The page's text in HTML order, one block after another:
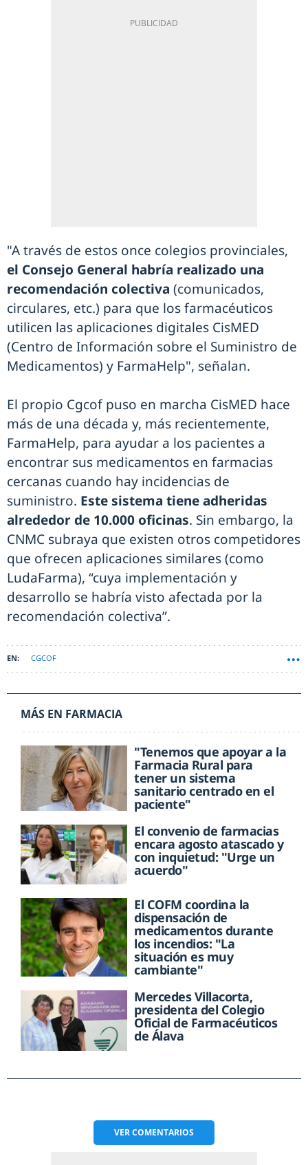
"A través de estos once colegios provinciales,
el Consejo General habría realizado una
recomendación colectiva (comunicados,
circulares, etc.) para que los farmacéuticos
utilicen las aplicaciones digitales CisMED
(Centro de Información sobre el Suministro de
Medicamentos) y FarmaHelp", señalan.
El propio Cgcof puso en marcha CisMED hace
más de una década y, más recientemente,
FarmaHelp, para ayudar a los pacientes a
encontrar sus medicamentos en farmacias
cercanas cuando hay incidencias de
suministro. Este sistema tiene adheridas
alrededor de 10.000 oficinas. Sin embargo, la
CNMC subraya que existen otros competidores
que ofrecen aplicaciones similares (como
LudaFarma), “cuya implementación y
desarrollo se habría visto afectada por la
recomendación colectiva”.
CGCOF
MÁS EN FARMACIA
"Tenemos que apoyar a la
Farmacia Rural para
tener un sistema
sanitario centrado en el
paciente"
El convenio de farmacias
encara agosto atascado y
con inquietud: "Urge un
acuerdo"
El COFM coordina la
dispensación de
medicamentos durante
los incendios: "La
situación es muy
cambiante"
Mercedes Villacorta,
presidenta del Colegio
Oficial de Farmacéuticos
de Álava
VERCOMENTARIOS